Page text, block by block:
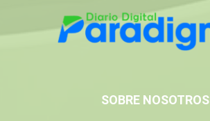
SOBRE NOSOTROS